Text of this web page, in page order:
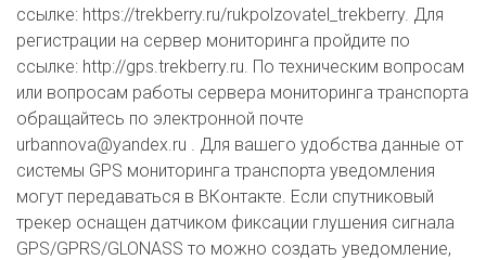
ссылке: https://trekberry.ru/rukpolzovatel_trekberry. Для
регистрации на сервер мониторинга пройдите по
ссылке: http://gps.trekberry.ru. По техническим вопросам
или вопросам работы сервера мониторинга транспорта
обращайтесь по электронной почте
urbannova@yandex.ru . Для вашего удобства данные от
системы GPS мониторинга транспорта уведомления
могут передаваться в ВКонтакте. Если спутниковый
трекер оснащен датчиком фиксации глушения сигнала
GPS/GPRS/GLONASS то можно создать уведомление,